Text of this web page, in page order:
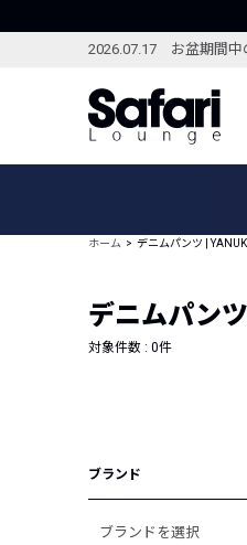
2026.07.17 お盆期間中
ブランドから探す
新着アイテム
編集部のおすすめアイテム
ホーム デニムパンツ |
デニムパン
対象件数 : 0件
ブランド
ブランドを選択